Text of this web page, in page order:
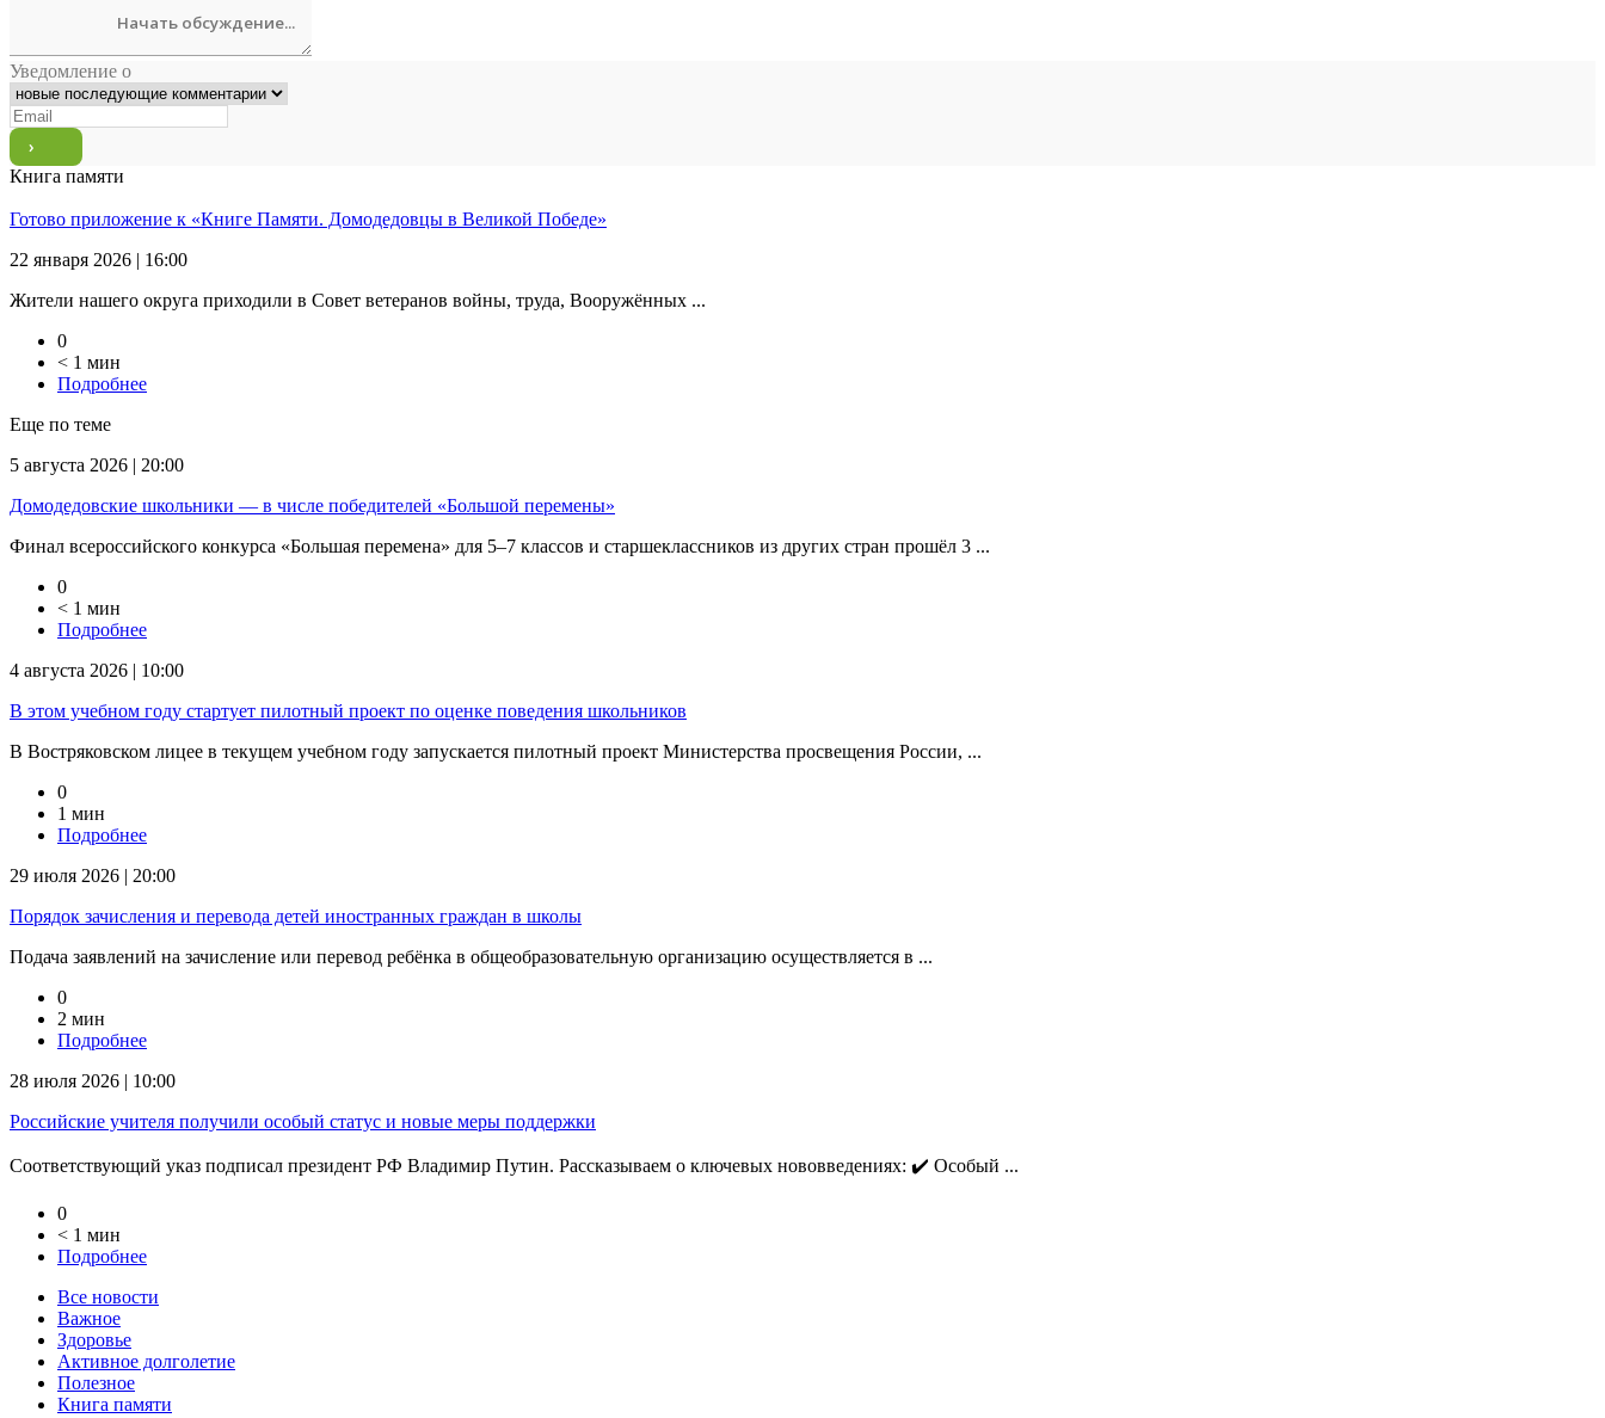
Уведомление о
Книга памяти
Готово приложение к «Книге Памяти. Домодедовцы в Великой Победе»
22 января 2026 | 16:00
Жители нашего округа приходили в Совет ветеранов войны, труда, Вооружённых ...
0
< 1 мин
Подробнее
Еще по теме
5 августа 2026 | 20:00
Домодедовские школьники — в числе победителей «Большой перемены»
Финал всероссийского конкурса «Большая перемена» для 5–7 классов и старшеклассников из других стран прошёл 3 ...
0
< 1 мин
Подробнее
4 августа 2026 | 10:00
В этом учебном году стартует пилотный проект по оценке поведения школьников
В Востряковском лицее в текущем учебном году запускается пилотный проект Министерства просвещения России, ...
0
1 мин
Подробнее
29 июля 2026 | 20:00
Порядок зачисления и перевода детей иностранных граждан в школы
Подача заявлений на зачисление или перевод ребёнка в общеобразовательную организацию осуществляется в ...
0
2 мин
Подробнее
28 июля 2026 | 10:00
Российские учителя получили особый статус и новые меры поддержки
Соответствующий указ подписал президент РФ Владимир Путин. Рассказываем о ключевых нововведениях: ✔️ Особый ...
0
< 1 мин
Подробнее
Все новости
Важное
Здоровье
Активное долголетие
Полезное
Книга памяти